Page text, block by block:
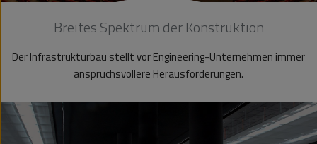
Breites Spektrum der Konstruktion
Der Infrastrukturbau stellt vor Engineering-Unternehmen immer
anspruchsvollere Herausforderungen.